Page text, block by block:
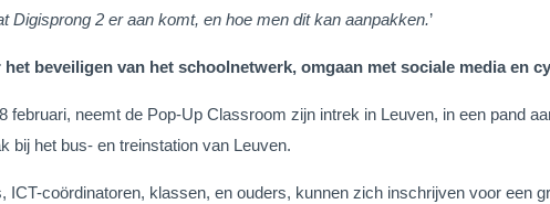
Digisprong 2 er aan komt, en hoe men dit kan aanpakken.’
beveiligen van het schoolnetwerk, omgaan met sociale media en
februari, neemt de Pop-Up Classroom zijn intrek in Leuven, in een pand
bij het bus- en treinstation van Leuven.
ICT-coördinatoren, klassen, en ouders, kunnen zich inschrijven voor een